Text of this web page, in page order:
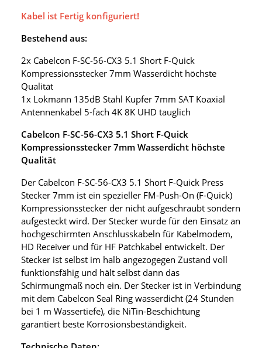
Kabel ist Fertig konfiguriert!
Bestehend aus:
2x Cabelcon F-SC-56-CX3 5.1 Short F-Quick
Kompressionsstecker 7mm Wasserdicht höchste
Qualität
1x Lokmann 135dB Stahl Kupfer 7mm SAT Koaxial
Antennenkabel 5-fach 4K 8K UHD tauglich
Cabelcon F-SC-56-CX3 5.1 Short F-Quick
Kompressionsstecker 7mm Wasserdicht höchste
Qualität
Der Cabelcon F-SC-56-CX3 5.1 Short F-Quick Press
Stecker 7mm ist ein spezieller FM-Push-On (F-Quick)
Kompressionsstecker der nicht aufgeschraubt sondern
aufgesteckt wird. Der Stecker wurde für den Einsatz an
hochgeschirmten Anschlusskabeln für Kabelmodem,
HD Receiver und für HF Patchkabel entwickelt. Der
Stecker ist selbst im halb angezogegen Zustand voll
funktionsfähig und hält selbst dann das
Schirmungmaß noch ein. Der Stecker ist in Verbindung
mit dem Cabelcon Seal Ring wasserdicht (24 Stunden
bei 1 m Wassertiefe), die NiTin-Beschichtung
garantiert beste Korrosionsbeständigkeit.